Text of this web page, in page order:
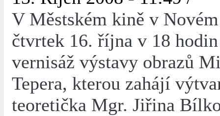
V Městském kině v
čtvrtek 16. října v 18
vernisáž výstavy obrazů
Tepera, kterou zahájí
teoretička Mgr. Jiřina